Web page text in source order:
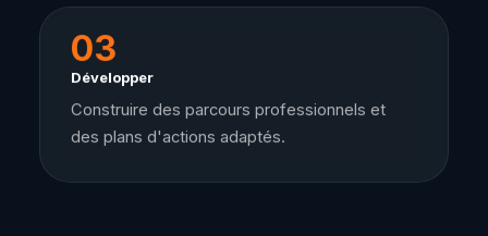
03
Développer
Construire des parcours professionnels et
des plans d'actions adaptés.